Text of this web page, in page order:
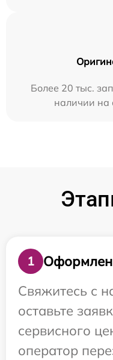
Более 20 тыс.
наличии на
1
Свяжитесь с
оставьте
сервисного
оператор